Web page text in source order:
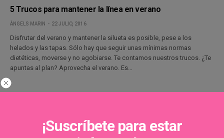
5 Trucos para mantener la línea en verano
ÀNGELS MARIN 22 JULIO, 2016
Disfrutar del verano y mantener la silueta es posible, pese a los
helados y las tapas. Sólo hay que seguir unas mínimas normas
dietéticas, moverse y no agobiarse. Te contamos nuestros trucos. ¿Te
apuntas al plan? Aprovecha el verano. Es…
¡Suscríbete para estar